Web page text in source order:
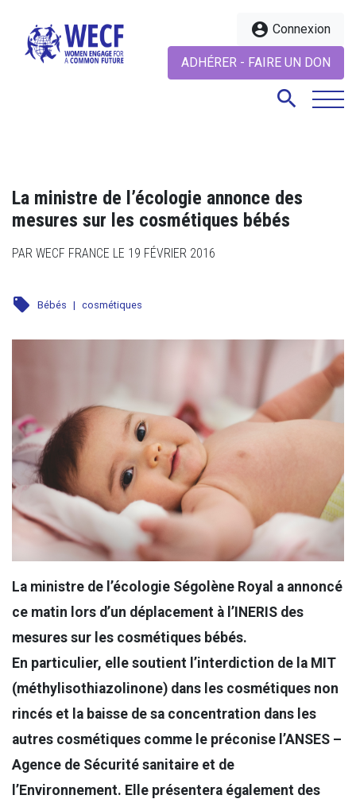
account_circle Connexion
ADHÉRER - FAIRE UN DON
search
La ministre de l’écologie annonce des
mesures sur les cosmétiques bébés
PAR WECF FRANCE LE 19 FÉVRIER 2016
local_offer Bébés | cosmétiques
La ministre de l’écologie Ségolène Royal a annoncé
ce matin lors d’un déplacement à l’INERIS des
mesures sur les cosmétiques bébés.
En particulier, elle soutient l’interdiction de la MIT
(méthylisothiazolinone) dans les cosmétiques non
rincés et la baisse de sa concentration dans les
autres cosmétiques comme le préconise l’ANSES –
Agence de Sécurité sanitaire et de
l’Environnement. Elle présentera également des